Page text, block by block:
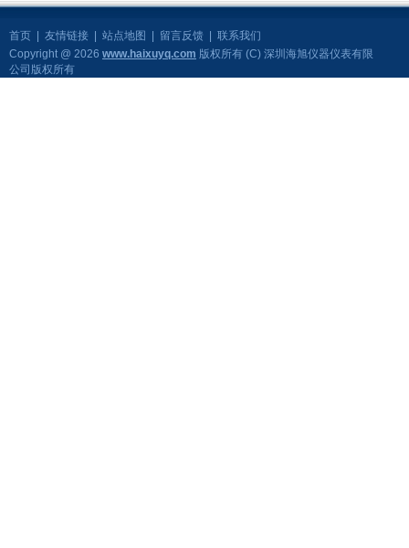
首页 友情链接 站点地图 留言反馈
联系我们
Copyright @ 2026 www.haixuyq.com 版权所有 (C) 深圳海旭仪器仪表有限
公司版权所有